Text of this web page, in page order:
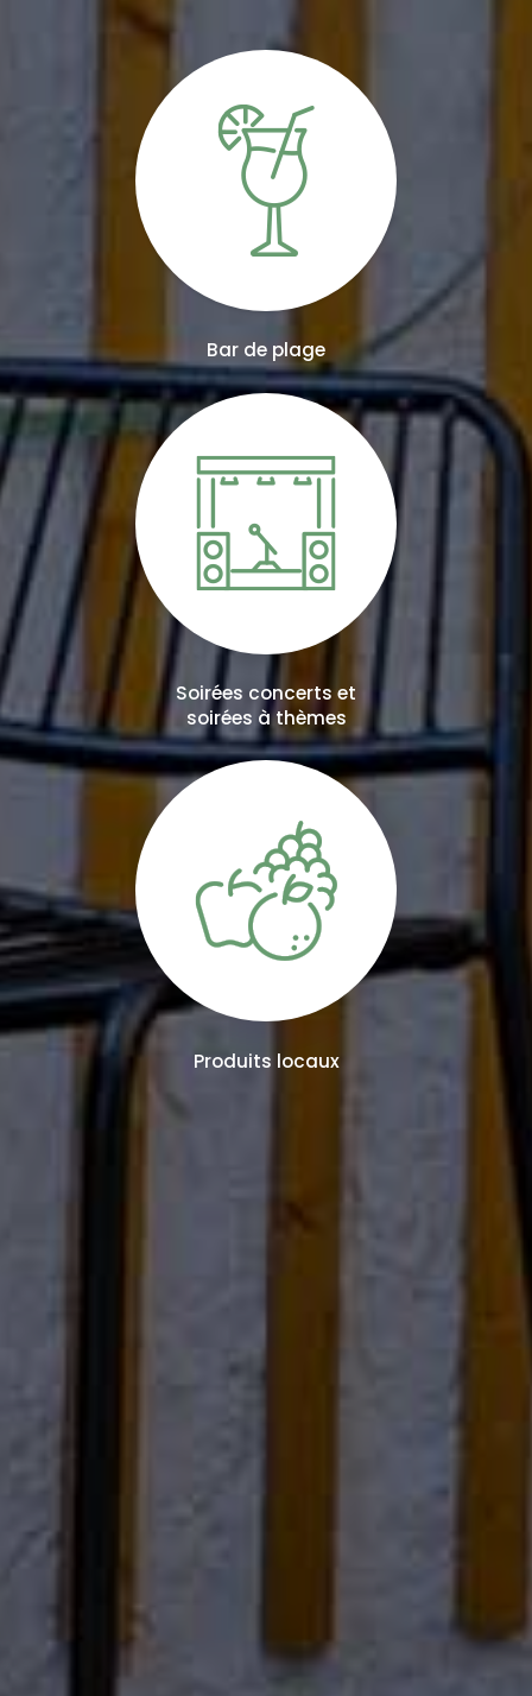
Bar de plage
Soirées concerts et
soirées à thèmes
Produits locaux